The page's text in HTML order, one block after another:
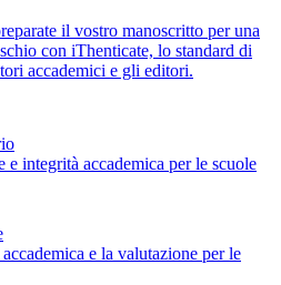
il vostro manoscritto per una
con iThenticate, lo standard di
accademici e gli editori.
integrità accademica per le scuole
e la valutazione per le